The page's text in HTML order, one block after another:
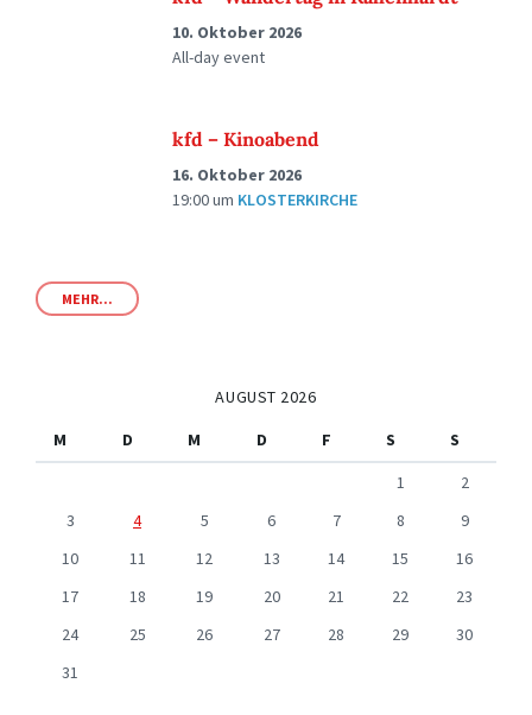
10. Oktober 2026
All-day event
kfd – Kinoabend
16. Oktober 2026
19:00um KLOSTERKIRCHE
MEHR...
AUGUST 2026
M
D M D F S
S
1
2
3
4 5 6 7 8
9
10
11 12 13 14 15
16
17
18 19 20 21 22
23
24
25 26 27 28 29
30
31